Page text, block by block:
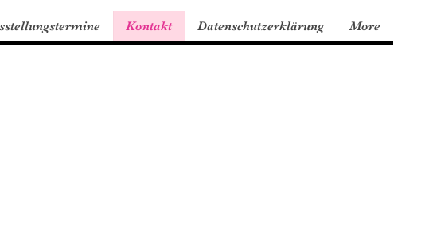
Kontakt Datenschutzerklärung More